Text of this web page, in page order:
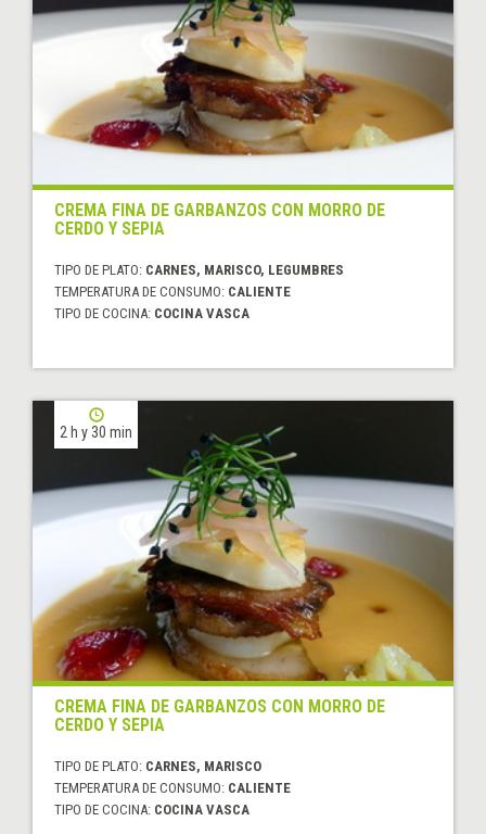
CREMA FINA DE GARBANZOS CON MORRO DE
CERDO Y SEPIA
TIPO DE PLATO: CARNES, MARISCO, LEGUMBRES
TEMPERATURA DE CONSUMO: CALIENTE
TIPO DE COCINA: COCINA VASCA
2 h y 30 min
CREMA FINA DE GARBANZOS CON MORRO DE
CERDO Y SEPIA
TIPO DE PLATO: CARNES, MARISCO
TEMPERATURA DE CONSUMO: CALIENTE
TIPO DE COCINA: COCINA VASCA